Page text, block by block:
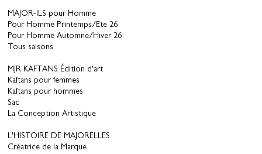
MAJOR-ILS pour Homme
Pour Homme Printemps/Ete 26
Pour Homme Automne/Hiver 26
Tous saisons
MJR KAFTANS Édition d'art
Kaftans pour femmes
Kaftans pour hommes
Sac
La Conception Artistique
L'HISTOIRE DE MAJORELLES
Créatrice de la Marque